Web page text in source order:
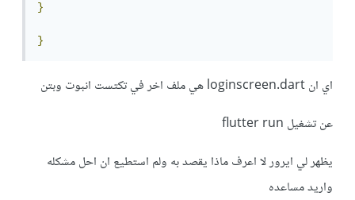
}
}
اي ان loginscreen.dart هي ملف اخر في تكتست انبوت وبتن
عن تشغيل flutter run
يظهر لي ايرور لا اعرف ماذا يقصد به ولم استطيع ان احل مشكله
واريد مساعده